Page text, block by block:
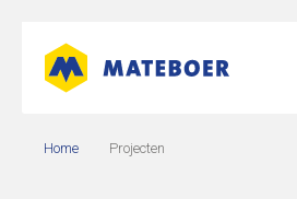
Home Projecten